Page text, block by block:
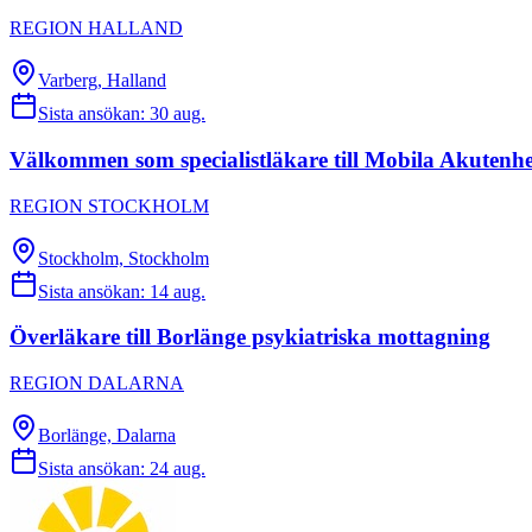
REGION HALLAND
Varberg, Halland
Sista ansökan: 30 aug.
Välkommen som specialistläkare till Mobila
REGION STOCKHOLM
Stockholm, Stockholm
Sista ansökan: 14 aug.
Överläkare till Borlänge psykiatriska mottagning
REGION DALARNA
Borlänge, Dalarna
Sista ansökan: 24 aug.